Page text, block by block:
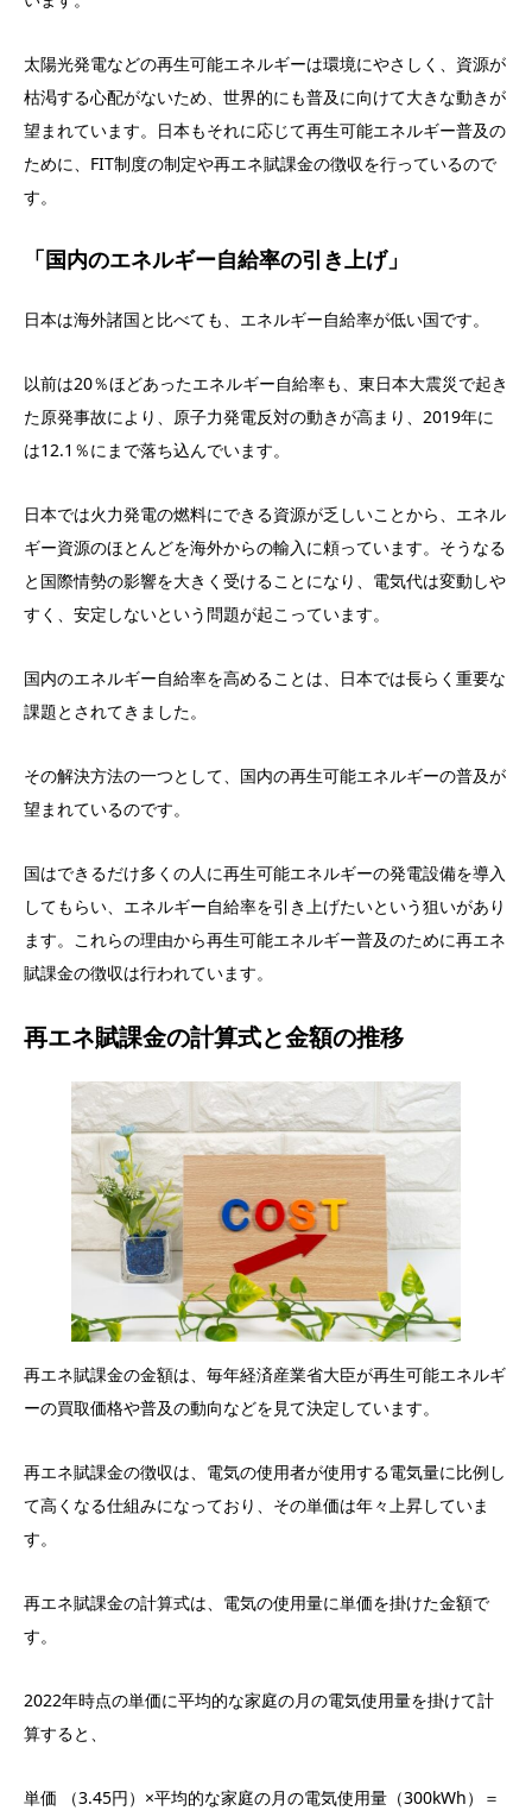
太陽光発電などの再生可能エネルギーは環境にやさしく、資源が
枯渇する心配がないため、世界的にも普及に向けて大きな動きが
望まれています。日本もそれに応じて再生可能エネルギー普及の
ために、FIT制度の制定や再エネ賦課金の徴収を行っているので
す。
「国内のエネルギー自給率の引き上げ」
日本は海外諸国と比べても、エネルギー自給率が低い国です。
以前は20％ほどあったエネルギー自給率も、東日本大震災で起き
た原発事故により、原子力発電反対の動きが高まり、2019年に
は12.1％にまで落ち込んでいます。
日本では火力発電の燃料にできる資源が乏しいことから、エネル
ギー資源のほとんどを海外からの輸入に頼っています。そうなる
と国際情勢の影響を大きく受けることになり、電気代は変動しや
すく、安定しないという問題が起こっています。
国内のエネルギー自給率を高めることは、日本では長らく重要な
課題とされてきました。
その解決方法の一つとして、国内の再生可能エネルギーの普及が
望まれているのです。
国はできるだけ多くの人に再生可能エネルギーの発電設備を導入
してもらい、エネルギー自給率を引き上げたいという狙いがあり
ます。これらの理由から再生可能エネルギー普及のために再エネ
賦課金の徴収は行われています。
再エネ賦課金の計算式と金額の推移
再エネ賦課金の金額は、毎年経済産業省大臣が再生可能エネルギ
ーの買取価格や普及の動向などを見て決定しています。
再エネ賦課金の徴収は、電気の使用者が使用する電気量に比例し
て高くなる仕組みになっており、その単価は年々上昇していま
す。
再エネ賦課金の計算式は、電気の使用量に単価を掛けた金額で
す。
2022年時点の単価に平均的な家庭の月の電気使用量を掛けて計
算すると、
単価 （3.45円）×平均的な家庭の月の電気使用量（300kWh）＝